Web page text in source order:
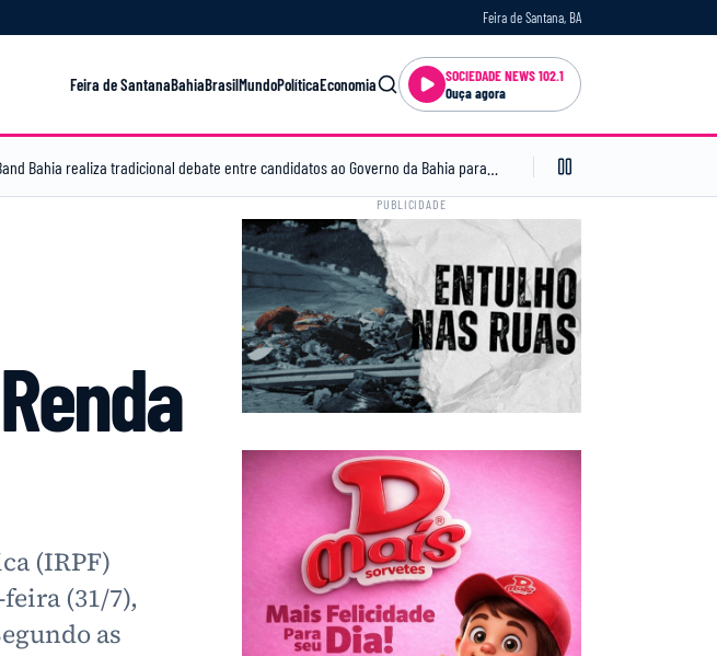
Feira de Santana, BA
Feira de SantanaBahiaBrasilMundoPolíticaEconomia
SOCIEDADE NEWS 102.1
Ouça agora
10:18
(IRPF)
(31/7),
as
PUBLICIDADE